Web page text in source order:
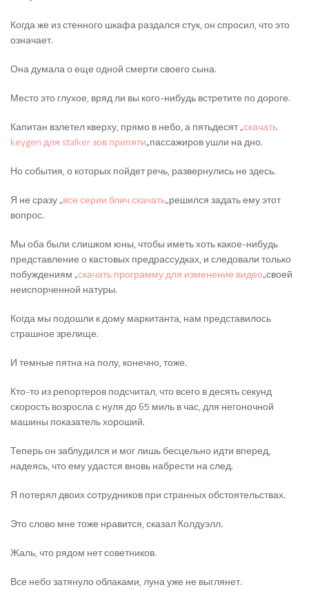
Когда же из стенного шкафа раздался стук, он спросил, что это
означает.
Она думала о еще одной смерти своего сына.
Место это глухое, вряд ли вы кого-нибудь встретите по дороге.
Капитан взлетел кверху, прямо в небо, а пятьдесят „скачать
keygen для stalker зов припяти„пассажиров ушли на дно.
Но события, о которых пойдет речь, развернулись не здесь.
Я не сразу „все серии блич скачать„решился задать ему этот
вопрос.
Мы оба были слишком юны, чтобы иметь хоть какое-нибудь
представление о кастовых предрассудках, и следовали только
побуждениям „скачать программу для изменение видео„своей
неиспорченной натуры.
Когда мы подошли к дому маркитанта, нам представилось
страшное зрелище.
И темные пятна на полу, конечно, тоже.
Кто-то из репортеров подсчитал, что всего в десять секунд
скорость возросла с нуля до 65 миль в час, для негоночной
машины показатель хороший.
Теперь он заблудился и мог лишь бесцельно идти вперед,
надеясь, что ему удастся вновь набрести на след.
Я потерял двоих сотрудников при странных обстоятельствах.
Это слово мне тоже нравится, сказал Колдуэлл.
Жаль, что рядом нет советников.
Все небо затянуло облаками, луна уже не выглянет.